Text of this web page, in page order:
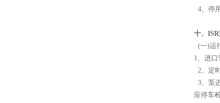
4、停
十、
(一)运
1、进
2、定
3、泵
应停车